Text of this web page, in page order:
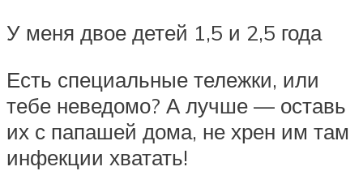
У меня двое детей 1,5 и 2,5 года
Есть специальные тележки, или
тебе неведомо? А лучше — оставь
их с папашей дома, не хрен им там
инфекции хватать!